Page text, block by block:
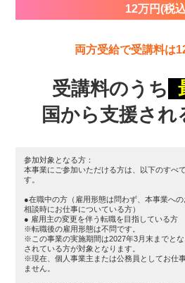
12万円(税
両方受給で受講料は
受講料のうち
国から支援され
参加対象となる方：
本事業にご参加いただける方は、以下のすべ
す。
●在職中の方（雇用形態は問わず、本事業へ
相談時にお仕事についている方）
● 雇用主の変更を伴う転職を目指している方
※転職後の雇用形態は不問です。
※この事業の実施期間は2027年3月末までと
されている方が対象となります。
※現在、個人事業主または公務員としてお仕
ません。